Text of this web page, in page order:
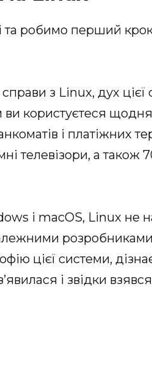
та робимо перший
з Linux, дух цієї
користуєтеся
і платіжних
телевізори, а також
і macOS, Linux не
цієї системи,
і звідки